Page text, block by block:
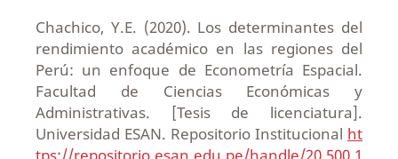
Chachico, Y.E. (2020). Los determinantes del
rendimiento académico en las regiones del
Perú: un enfoque de Econometría Espacial.
Facultad de Ciencias Económicas y
Administrativas. [Tesis de licenciatura].
Universidad ESAN. Repositorio Institucional ht